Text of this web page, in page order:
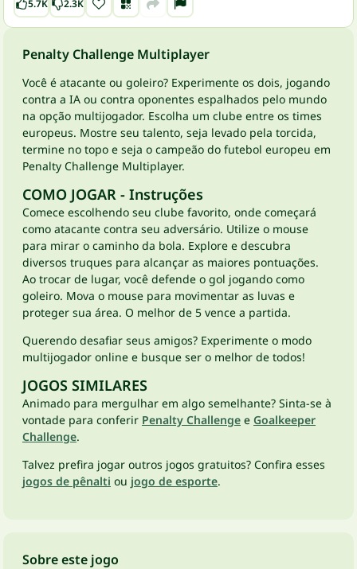
5.7K 2.3K
Penalty Challenge Multiplayer
Você é atacante ou goleiro? Experimente os dois, jogando
contra a IA ou contra oponentes espalhados pelo mundo
na opção multijogador. Escolha um clube entre os times
europeus. Mostre seu talento, seja levado pela torcida,
termine no topo e seja o campeão do futebol europeu em
Penalty Challenge Multiplayer.
COMO JOGAR - Instruções
Comece escolhendo seu clube favorito, onde começará
como atacante contra seu adversário. Utilize o mouse
para mirar o caminho da bola. Explore e descubra
diversos truques para alcançar as maiores pontuações.
Ao trocar de lugar, você defende o gol jogando como
goleiro. Mova o mouse para movimentar as luvas e
proteger sua área. O melhor de 5 vence a partida.
Querendo desafiar seus amigos? Experimente o modo
multijogador online e busque ser o melhor de todos!
JOGOS SIMILARES
Animado para mergulhar em algo semelhante? Sinta-se à
vontade para conferir Penalty Challenge e Goalkeeper
Challenge.
Talvez prefira jogar outros jogos gratuitos? Confira esses
jogos de pênalti ou jogo de esporte.
Sobre este jogo